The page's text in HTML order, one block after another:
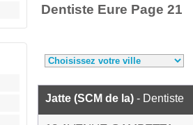
Dentiste Eure Page 21
Jatte (SCM de la) - Dentiste